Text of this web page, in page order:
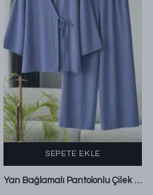
SEPETE EKLE
Yan Bağlamalı Pantolonlu Çilek Takım İndigo